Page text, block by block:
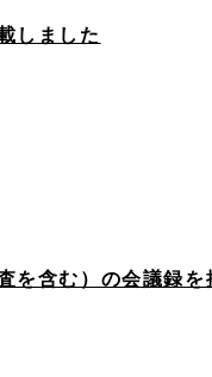
しました
を含む）の会議録を